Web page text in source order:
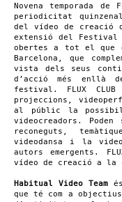
Novena temporada de
periodicitat
del vídeo de creació
extensió del Festival
obertes a tot el que
Barcelona, que
vista dels seus
d’acció més enllà
festival. FLUX
projeccions,
al públic la
videocreadors. Poden
reconeguts,
videodansa i la
autors emergents.
vídeo de creació a la
Habitual Video Team
que té com a